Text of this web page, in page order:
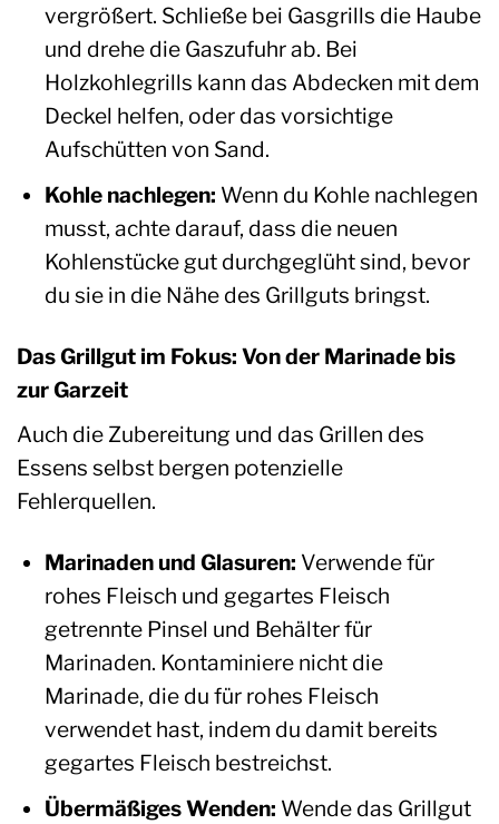
vergrößert. Schließe bei Gasgrills die Haube
und drehe die Gaszufuhr ab. Bei
Holzkohlegrills kann das Abdecken mit dem
Deckel helfen, oder das vorsichtige
Aufschütten von Sand.
Kohle nachlegen: Wenn du Kohle nachlegen
musst, achte darauf, dass die neuen
Kohlenstücke gut durchgeglüht sind, bevor
du sie in die Nähe des Grillguts bringst.
Das Grillgut im Fokus: Von der Marinade bis
zur Garzeit
Auch die Zubereitung und das Grillen des
Essens selbst bergen potenzielle
Fehlerquellen.
Marinaden und Glasuren: Verwende für
rohes Fleisch und gegartes Fleisch
getrennte Pinsel und Behälter für
Marinaden. Kontaminiere nicht die
Marinade, die du für rohes Fleisch
verwendet hast, indem du damit bereits
gegartes Fleisch bestreichst.
Übermäßiges Wenden: Wende das Grillgut